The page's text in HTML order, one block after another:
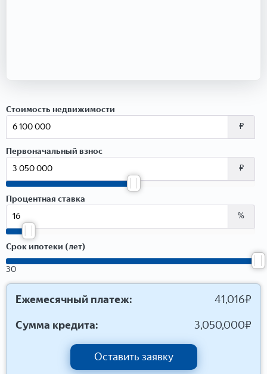
Стоимость недвижимости
₽
Первоначальный взнос
₽
Процентная ставка
%
Срок ипотеки (лет)
30
Ежемесячный платеж: 41,016₽
Сумма кредита:
3,050,000₽
Оставить заявку